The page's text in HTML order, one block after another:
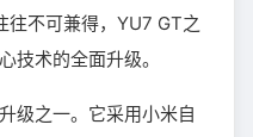
往不可兼得，YU7 GT之
技术的全面升级。
级之一。它采用小米自